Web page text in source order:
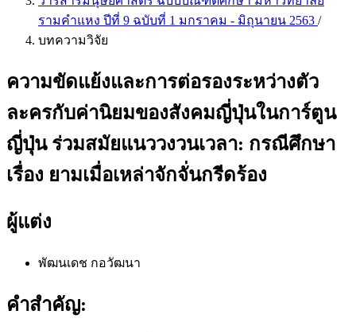
รามคำแหง ปีที่ 9 ฉบับที่ 1 มกราคม - มิถุนายน 2563 /
บทความวิจัย
ความขัดแย้งและการต่อรองระหว่างตัว
ละครกับค่านิยมของสังคมญี่ปุ่นในการ์ตูน
ญี่ปุ่น ร่วมสมัยแนววงวนเวลา: กรณีศึกษา
เรื่อง ยามเมื่อเหล่าจักจั่นกรีดร้อง
ผู้แต่ง
พัฒนเดช กอวัฒนา
คำสำคัญ: